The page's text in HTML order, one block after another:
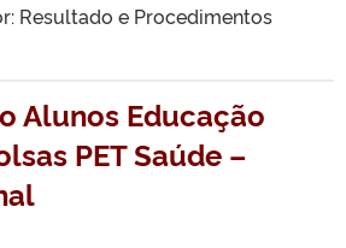
Resultado e Procedimentos
Alunos Educação
PET Saúde –